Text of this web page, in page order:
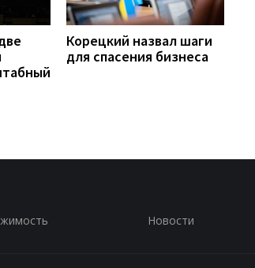
Корецкий назвал шаги
для спасения бизнеса
Новости